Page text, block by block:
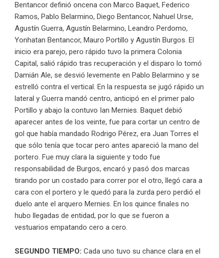
Bentancor definió oncena con Marco Baquet, Federico
Ramos, Pablo Belarmino, Diego Bentancor, Nahuel Urse,
Agustín Guerra, Agustín Belarmino, Leandro Perdomo,
Yonhatan Bentancor, Mauro Portillo y Agustín Burgos. El
inicio era parejo, pero rápido tuvo la primera Colonia
Capital, salió rápido tras recuperación y el disparo lo tomó
Damián Ale, se desvió levemente en Pablo Belarmino y se
estrelló contra el vertical. En la respuesta se jugó rápido un
lateral y Guerra mandó centro, anticipó en el primer palo
Portillo y abajo la contuvo Ian Mernies. Baquet debió
aparecer antes de los veinte, fue para cortar un centro de
gol que había mandado Rodrigo Pérez, era Juan Torres el
que sólo tenía que tocar pero antes apareció la mano del
portero. Fue muy clara la siguiente y todo fue
responsabilidad de Burgos, encaró y pasó dos marcas
tirando por un costado para correr por el otro, llegó cara a
cara con el portero y le quedó para la zurda pero perdió el
duelo ante el arquero Mernies. En los quince finales no
hubo llegadas de entidad, por lo que se fueron a
vestuarios empatando cero a cero.
SEGUNDO TIEMPO: Cada uno tuvo su chance clara en el